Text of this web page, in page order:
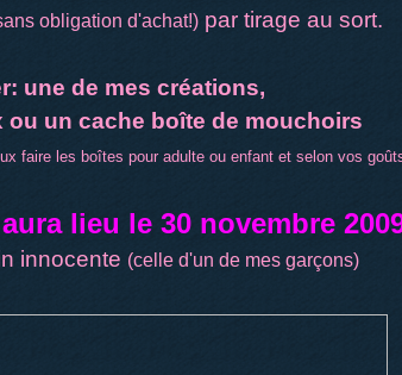
obligation d'achat!) par tirage au sort.
une de mes créations,
ou un cache boîte de mouchoirs
faire les boîtes pour adulte ou enfant et selon vos
lieu le 30 novembre
innocente (celle d'un de mes garçons)